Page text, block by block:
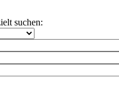
suchen: